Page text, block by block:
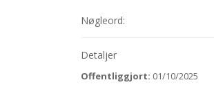
Nøgleord:
Detaljer
Offentliggjort: 01/10/2025